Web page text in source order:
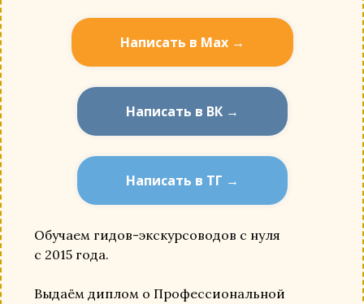
Написать в Мах →
Написать в ВК →
Написать в ТГ →
Обучаем гидов-экскурсоводов с нуля
с 2015 года.
Выдаём диплом о Профессиональной